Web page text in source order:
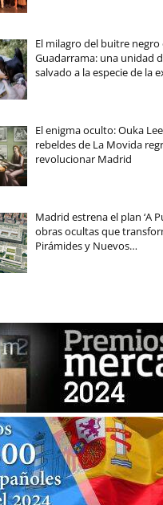
El milagro del buitre negro
Guadarrama: una unidad
salvado a la especie de la
El enigma oculto: Ouka
rebeldes de La Movida
revolucionar Madrid
Madrid estrena el plan ‘A
obras ocultas que
Pirámides y Nuevos…